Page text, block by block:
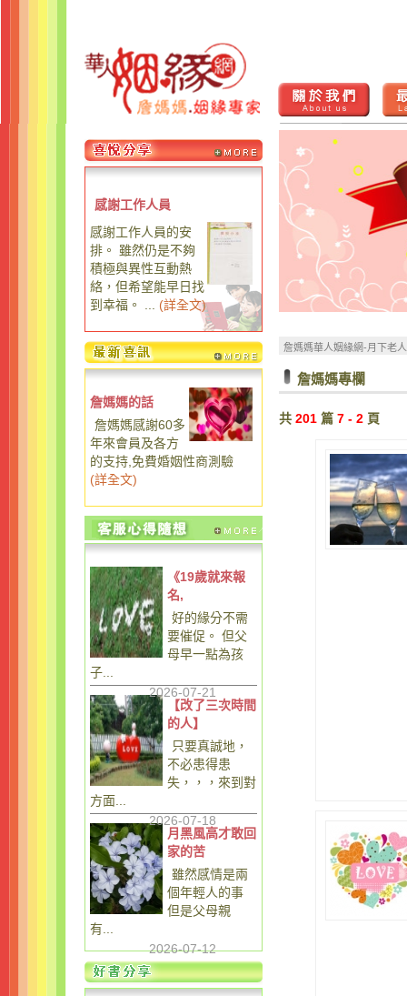
感謝工作人員
感謝工作人員的安
排。 雖然仍是不夠
積極與異性互動熱
絡，但希望能早日找
到幸福。 ...
(詳全文)
詹媽媽的話
詹媽媽感謝60多
年來會員及各方
的支持,免費婚姻性商測驗
(詳全文)
《19歲就來報
名,
好的緣分不需
要催促。 但父
母早一點為孩
子...
2026-07-21
【改了三次時間
的人】
只要真誠地，
不必患得患
失，，，來到對
方面...
2026-07-18
月黑風高才敢回
家的苦
雖然感情是兩
個年輕人的事
但是父母親
有...
2026-07-12
詹媽媽華人姻緣網-月下老
詹媽媽專欄
共 201 篇 7 - 2 頁